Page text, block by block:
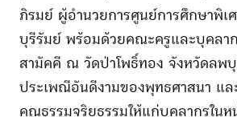
ภิรมย์ ผู้อำนวยการศูนย์การศึกษาพิเ
บุรีรัมย์ พร้อมด้วยคณะครูและบุคลา
สามัคคี ณ วัดป่าโพธิ์ทอง จังหวัดลพ
ประเพณีอันดีงามของพุทธศาสนา แล
คุณธรรมจริยธรรมให้แก่บุคลากรในห